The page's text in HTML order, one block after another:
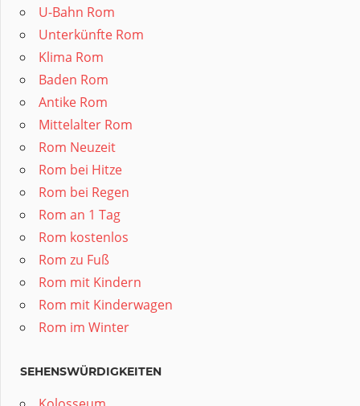
U-Bahn Rom
Unterkünfte Rom
Klima Rom
Baden Rom
Antike Rom
Mittelalter Rom
Rom Neuzeit
Rom bei Hitze
Rom bei Regen
Rom an 1 Tag
Rom kostenlos
Rom zu Fuß
Rom mit Kindern
Rom mit Kinderwagen
Rom im Winter
SEHENSWÜRDIGKEITEN